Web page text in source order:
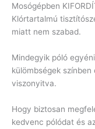
Mosógépben
Klórtartalmú
miatt nem szabad.
Mindegyik póló
külömbségek
viszonyitva.
Hogy biztosan
kedvenc pólódat és